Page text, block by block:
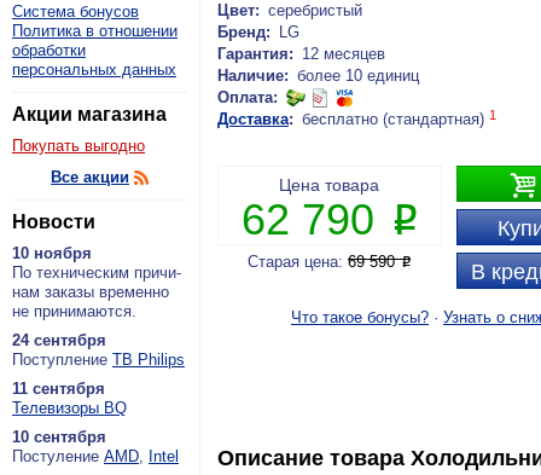
Система бонусов
Политика в отношении
обработки
персональных данных
Акции магазина
Покупать выгодно
Все акции
Новости
10 ноября
По тех­ни­че­ским при­чи­
нам за­ка­зы вре­мен­но
не при­ни­ма­ют­ся.
24 сентября
По­ступ­ле­ние ТВ Philips
11 сентября
Теле­ви­зо­ры BQ
10 сентября
По­сту­ле­ние AMD, Intel
Цвет: серебристый
Бренд:
LG
Гарантия: 12 месяцев
Наличие: более 10 единиц
Оплата:
Доставка: бесплатно (стандартная) 1

В
Цена товара
62 790 P
Старая цена:69 590P
Что такое бонусы? · Узнать о
Описание товара